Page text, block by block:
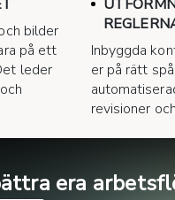
bilder
på ett
leder
Inbyggda
er på rätt
revisioner
era